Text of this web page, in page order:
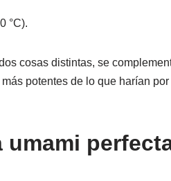
°C).
cosas distintas, se
potentes de lo que harían por
umami